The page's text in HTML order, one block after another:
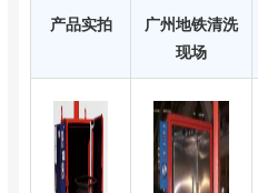
产品实拍
广州地铁清洗
现场